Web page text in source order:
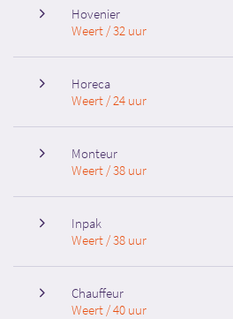
Hovenier
Weert / 32 uur
Horeca
Weert / 24 uur
Monteur
Weert / 38 uur
Inpak
Weert / 38 uur
Chauffeur
Weert / 40 uur